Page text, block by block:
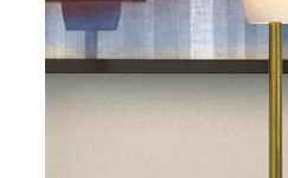
Adress:
Stockholm